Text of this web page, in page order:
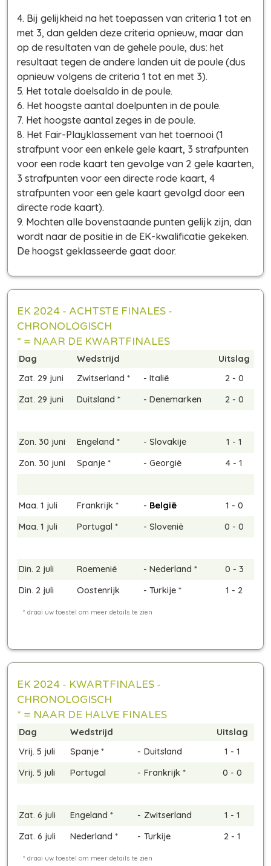
4. Bij gelijkheid na het toepassen van criteria 1 tot en
met 3, dan gelden deze criteria opnieuw, maar dan
op de resultaten van de gehele poule, dus: het
resultaat tegen de andere landen uit de poule (dus
opnieuw volgens de criteria 1 tot en met 3).
5. Het totale doelsaldo in de poule.
6. Het hoogste aantal doelpunten in de poule.
7. Het hoogste aantal zeges in de poule.
8. Het Fair-Playklassement van het toernooi (1
strafpunt voor een enkele gele kaart, 3 strafpunten
voor een rode kaart ten gevolge van 2 gele kaarten,
3 strafpunten voor een directe rode kaart, 4
strafpunten voor een gele kaart gevolgd door een
directe rode kaart).
9. Mochten alle bovenstaande punten gelijk zijn, dan
wordt naar de positie in de EK-kwalificatie gekeken.
De hoogst geklasseerde gaat door.
EK 2024 - ACHTSTE FINALES -
CHRONOLOGISCH
* = NAAR DE KWARTFINALES
Dag Wedstrijd
Uitslag
Zat. 29 juni
Zwitserland * - Italië
2 - 0
Zat. 29 juni
Duitsland * - Denemarken 2 - 0
Zon. 30 juni Engeland * - Slovakije
1 - 1
Zon. 30 juni
Spanje * - Georgië 4 - 1
Maa. 1 juli Frankrijk * - België
1 - 0
Maa. 1 juli
Portugal * - Slovenië 0 - 0
Din. 2 juli Roemenië - Nederland *
0 - 3
Din. 2 juli
Oostenrijk - Turkije * 1 - 2
EK 2024 - KWARTFINALES -
CHRONOLOGISCH
* = NAAR DE HALVE FINALES
Dag Wedstrijd
Uitslag
Vrij. 5 juli
Spanje * - Duitsland
1 - 1
Vrij. 5 juli
Portugal - Frankrijk * 0 - 0
Zat. 6 juli Engeland * - Zwitserland
1 - 1
Zat. 6 juli
Nederland * - Turkije 2 - 1